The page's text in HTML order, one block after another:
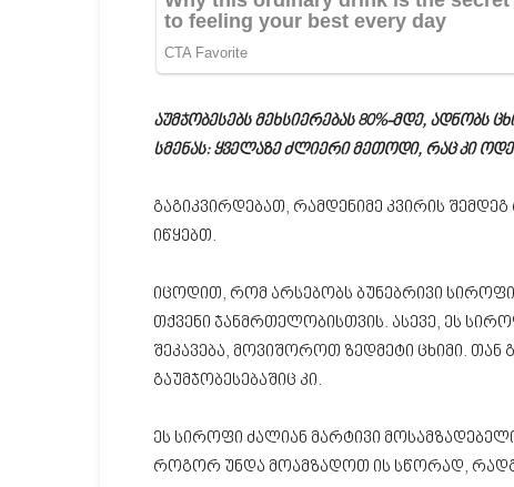
აუმჯობესებს მეხსიერებას 80%-მდე, ადნობს
სმენას: ყველაზე ძლიერი მეთოდი, რაც კი
გაგიკვირდებათ, რამდენიმე კვირის
იწყებთ.
იცოდით, რომ არსებობს ბუნებრივი
თქვენი ჯანმრთელობისთვის. ასევე, ეს
შეკავება, მოვიშოროთ ზედმეტი ცხიმი. თან
გაუმჯობესებაშიც კი.
ეს სიროფი ძალიან მარტივი
როგორ უნდა მოამზადოთ ის სწორად,